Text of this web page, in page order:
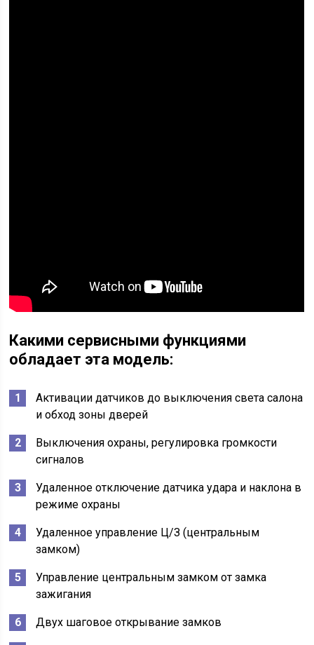
Какими сервисными функциями
обладает эта модель:
Активации датчиков до выключения света салона
и обход зоны дверей
Выключения охраны, регулировка громкости
сигналов
Удаленное отключение датчика удара и наклона в
режиме охраны
Удаленное управление Ц/З (центральным
замком)
Управление центральным замком от замка
зажигания
Двух шаговое открывание замков